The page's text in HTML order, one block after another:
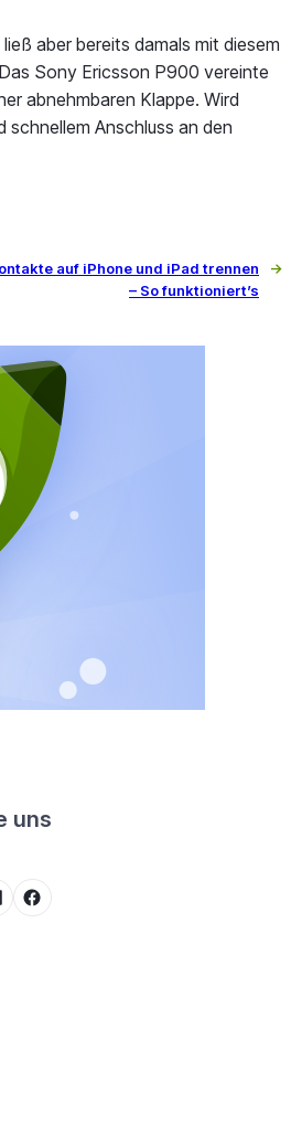
aber bereits damals mit diesem
Sony Ericsson P900 vereinte
abnehmbaren Klappe. Wird
Anschluss an den
auf iPhone und iPad trennen
– So funktioniert’s
→
uns
Facebook